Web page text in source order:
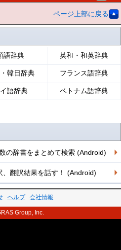
ページ上部に戻る
語辞典 英和・和英辞典
韓日辞典 フランス語辞典
語辞典 ベトナム語辞典
の辞書をまとめて検索 (Android)
翻訳結果を話す！ (Android)
ヘルプ 会社情報
Group, Inc.